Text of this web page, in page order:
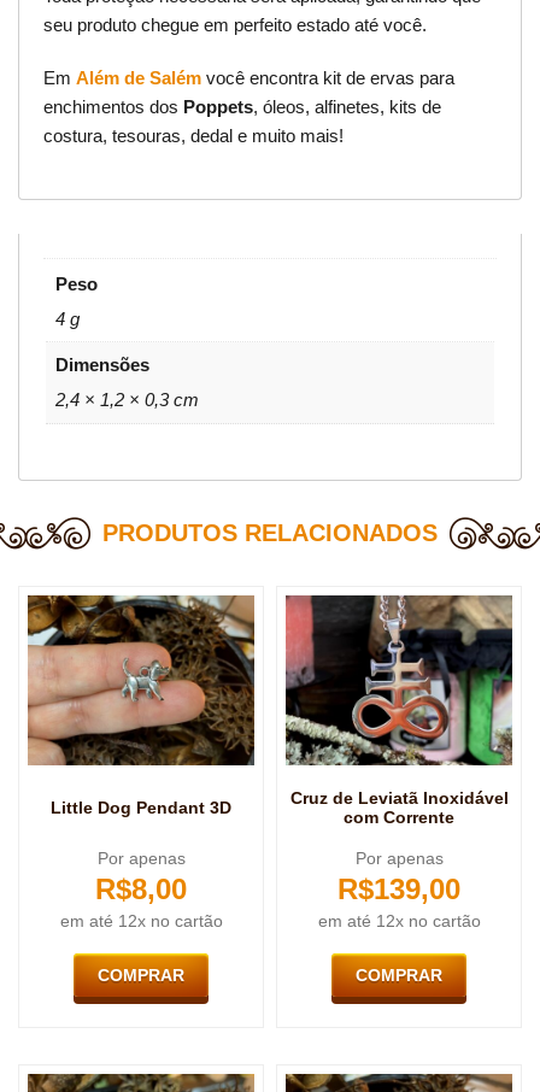
seu produto chegue em perfeito estado até você.
Em Além de Salém você encontra kit de ervas para
enchimentos dos Poppets, óleos, alfinetes, kits de
costura, tesouras, dedal e muito mais!
Peso
4 g
Dimensões
2,4 × 1,2 × 0,3 cm
PRODUTOS RELACIONADOS
Little Dog Pendant 3D
Por apenas
R$8,00
em até 12x no cartão
COMPRAR
Cruz de Leviatã Inoxidável
com Corrente
Por apenas
R$139,00
em até 12x no cartão
COMPRAR